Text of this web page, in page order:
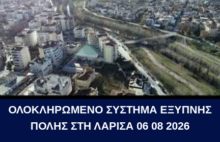
ΟΛΟΚΛΗΡΩΜΕΝΟ ΣΥΣΤΗΜΑ ΕΞΥΠΝΗΣ
ΠΟΛΗΣ ΣΤΗ ΛΑΡΙΣΑ 06 08 2026